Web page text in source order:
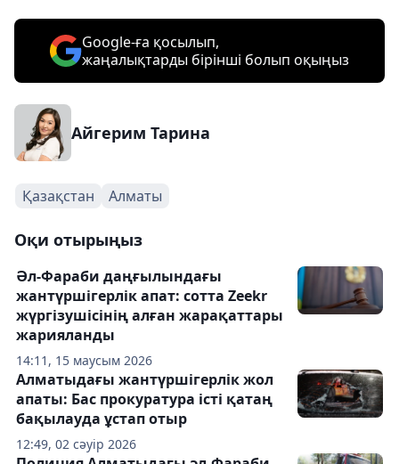
Google-ға қосылып,
жаңалықтарды бірінші болып оқыңыз
Айгерим Тарина
Қазақстан Алматы
Оқи отырыңыз
14:11, 15 маусым 2026
Әл-Фараби даңғылындағы
жантүршігерлік апат: сотта Zeekr
жүргізушісінің алған жарақаттары
жарияланды
12:49, 02 сәуір 2026
Алматыдағы жантүршігерлік жол
апаты: Бас прокуратура істі қатаң
бақылауда ұстап отыр